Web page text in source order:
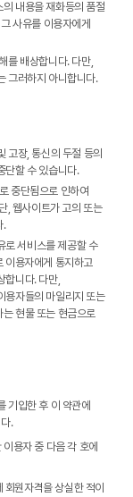
내용을 재화등의 품절
사유를 이용자에게
를 배상합니다. 다만,
그러하지 아니합니다.
고장, 통신의 두절 등의
단할 수 있습니다.
중단됨으로 인하여
, 웹사이트가 고의 또는
.
로 서비스를 제공할 수
이용자에게 통지하고
합니다. 다만,
용자들의 마일리지 또는
현물 또는 현금으로
기입한 후 이 약관에
.
용자 중 다음 각 호에
원자격을 상실한 적이